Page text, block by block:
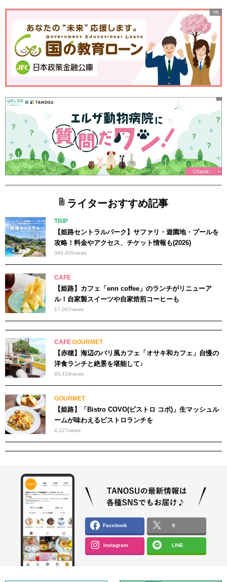
ライターおすすめ記事
TRIP
【姫路セントラルパーク】サファリ・遊園地・プールを
攻略！料金やアクセス、チケット情報も(2026)
349,405views
CAFE
【姫路】カフェ「enn coffee」のランチがリニューア
ル！自家製スイーツや自家焙煎コーヒーも
17,007views
CAFEGOURMET
【赤穂】海辺のバリ風カフェ「オサキ和カフェ」自慢の
洋食ランチと絶景を堪能して♪
95,418views
GOURMET
【姫路】「Bistro COVO(ビストロ コボ)」生マッシュル
ームが味わえるビストロランチを
4,227views
Facebook X
Instagram LINE